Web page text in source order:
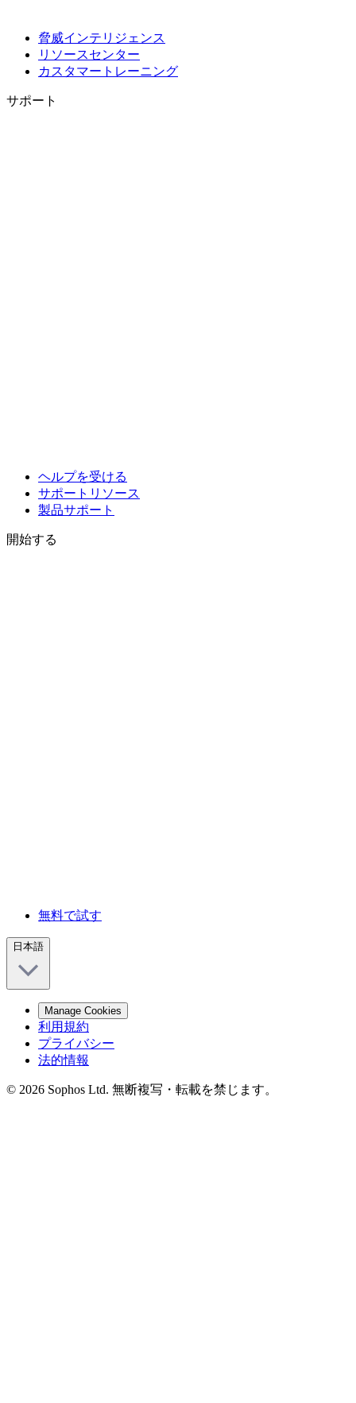
脅威インテリジェンス
リソースセンター
カスタマートレーニング
サポート
ヘルプを受ける
サポートリソース
製品サポート
開始する
無料で試す
日本語
Manage Cookies
利用規約
プライバシー
法的情報
© 2026 Sophos Ltd. 無断複写・転載を禁じます。